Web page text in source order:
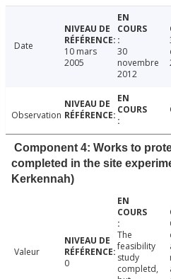
Date
10 mars
2005
30
novembre
2012
Observation
Component 4: Works to
completed in the site
Kerkennah)
Valeur
0
The
feasibility
study
completd,